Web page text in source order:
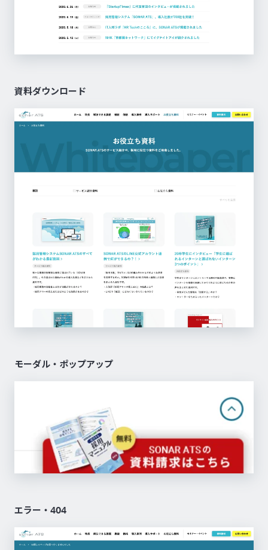
資料ダウンロード
モーダル・ポップアップ
エラー・404